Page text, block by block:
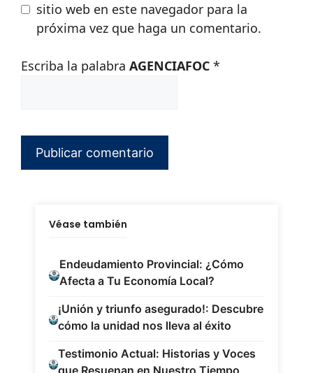
sitio web en este navegador para la
próxima vez que haga un comentario.
Escriba la palabra AGENCIAFOC *
Véase también
Endeudamiento Provincial: ¿Cómo
Afecta a Tu Economía Local?
¡Unión y triunfo asegurado!: Descubre
cómo la unidad nos lleva al éxito
Testimonio Actual: Historias y Voces
que Resuenan en Nuestro Tiempo